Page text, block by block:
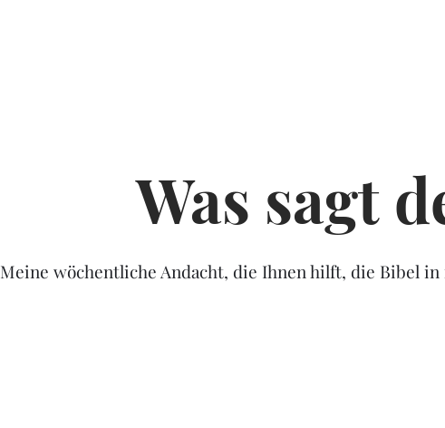
Was sagt
Meine wöchentliche Andacht, die Ihnen hilft, die Bibel